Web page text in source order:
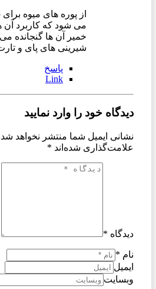
از پوره های میوه
می شود که کاربرد
خمیر آن ها گنجانده
شیرینی های پای و
پاسخ
Link
دیدگاه خود را وارد نمایید
نشانی ایمیل شما منتشر نخواهد
علامت‌گذاری شده‌اند *
دیدگاه *
نام *
ایمیل
وبسایت